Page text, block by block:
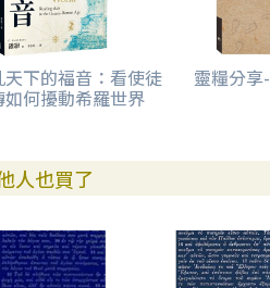
天下的福音：看使徒
如何擾動希羅世界
靈糧分
人也買了